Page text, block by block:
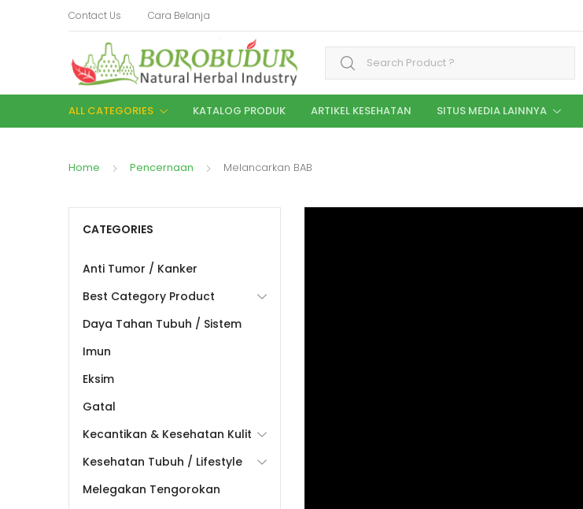
Contact Us Cara Belanja
ALL CATEGORIES KATALOG PRODUK ARTIKEL KESEHATAN SITUS MEDIA LAINNYA
Home Pencernaan Melancarkan BAB
CATEGORIES
Anti Tumor / Kanker
Best Category Product
Daya Tahan Tubuh / Sistem
Imun
Eksim
Gatal
Kecantikan & Kesehatan Kulit
Kesehatan Tubuh / Lifestyle
Melegakan Tengorokan